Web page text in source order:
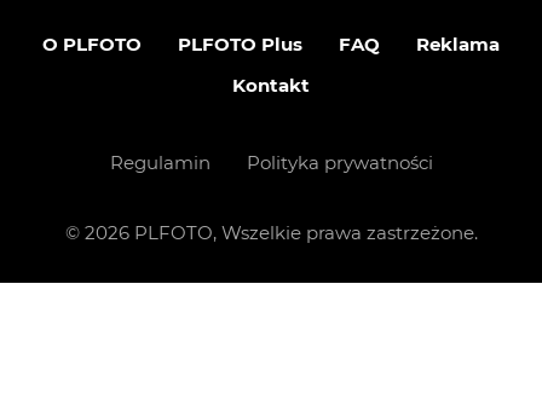
O PLFOTO PLFOTO Plus FAQ
Reklama
Kontakt
Regulamin Polityka prywatności
© 2026PLFOTO, Wszelkie prawa zastrzeżone.